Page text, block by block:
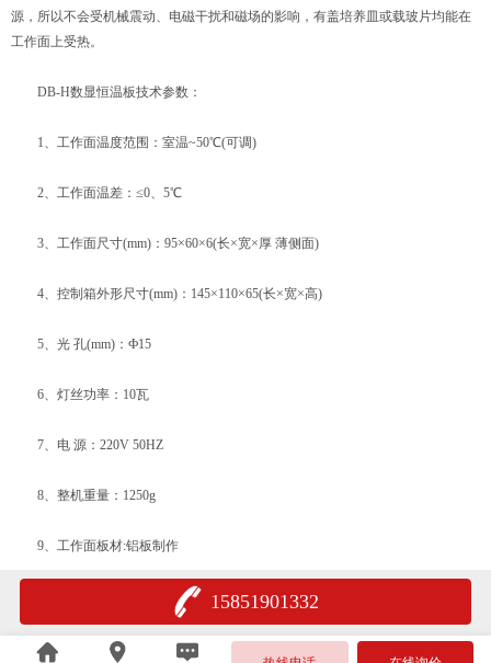
源，所以不会受机械震动、电磁干扰和磁场的影响，有盖培养皿或载玻片均能在
工作面上受热。
DB-H数显恒温板技术参数：
1、工作面温度范围：室温~50℃(可调)
2、工作面温差：≤0、5℃
3、工作面尺寸(mm)：95×60×6(长×宽×厚 薄侧面)
4、控制箱外形尺寸(mm)：145×110×65(长×宽×高)
5、光 孔(mm)：Ф15
6、灯丝功率：10瓦
7、电 源：220V 50HZ
8、整机重量：1250g
9、工作面板材:铝板制作
15851901332